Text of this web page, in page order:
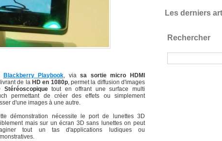
Blackberry Playbook, viasa sortie micro HDMI
de la HD en 1080p, permet la diffusion d'images
Stéréoscopiquetout en offrant une surface multi
permettant de créer des effets ou simplement
d'une images à une autre.
démonstration nécessite le port de lunettes 3D
mais sur un écran 3D sans lunettes on peut
tout un tas d'applications ludiques ou
Les derniers
Rechercher